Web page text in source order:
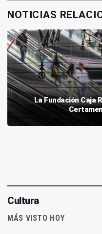
NOTICIAS
La Fundación Caja
Cultura
MÁS VISTO HOY